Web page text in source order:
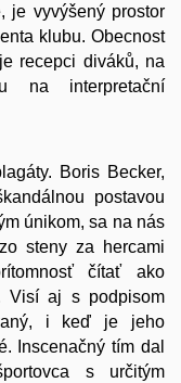
je vyvýšený prostor
klubu. Obecnost
recepci diváků, na
na interpretační
Boris Becker,
postavou
únikom, sa na nás
steny za hercami
čítať ako
Visí aj s podpisom
i keď je jeho
Inscenačný tím dal
s určitým